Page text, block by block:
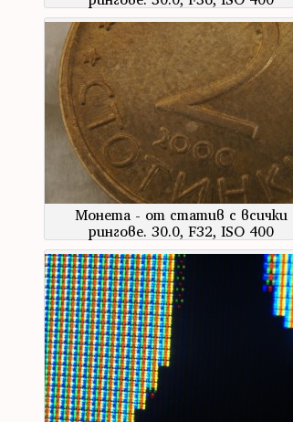
Монета - от статив с всички
рингове. 30.0, F32, ISO 400